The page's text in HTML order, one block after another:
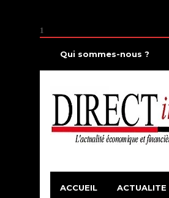
1
Qui sommes-nous ?
ACCUEIL ACTUALITE